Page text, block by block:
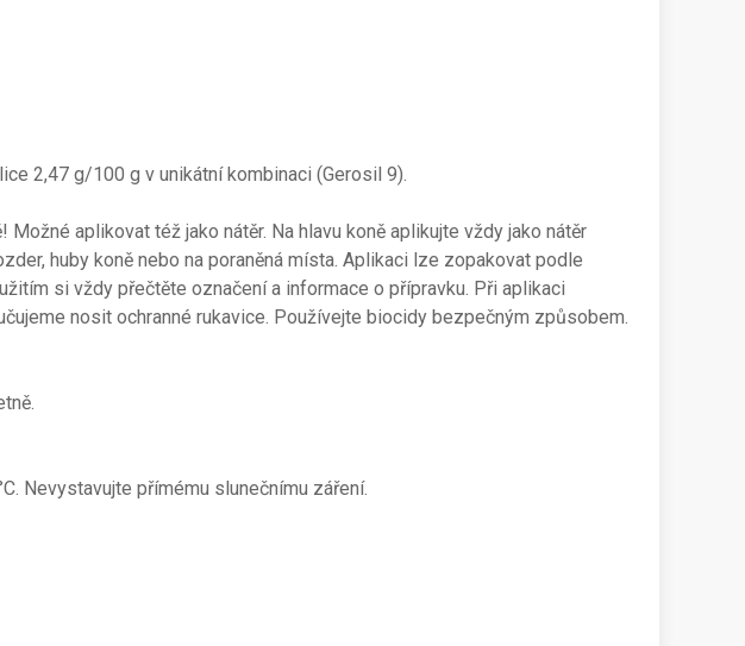
2,47 g/100 g v unikátní kombinaci (Gerosil 9).
aplikovat též jako nátěr. Na hlavu koně aplikujte vždy jako nátěr
huby koně nebo na poraněná místa. Aplikaci lze zopakovat podle
si vždy přečtěte označení a informace o přípravku. Při aplikaci
nosit ochranné rukavice. Používejte biocidy bezpečným způsobem.
Nevystavujte přímému slunečnímu záření.